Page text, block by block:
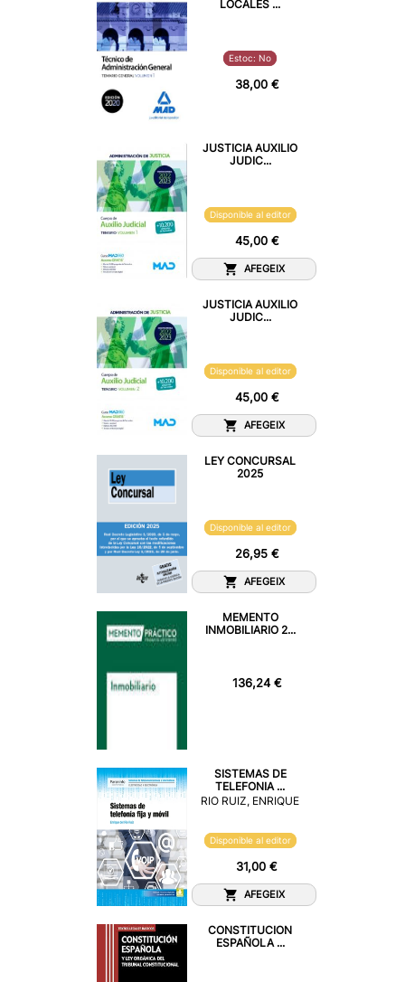
LOCALES ...
Estoc: No
38,00 €
JUSTICIA AUXILIO
JUDIC...
Disponible al editor
45,00 €
AFEGEIX
JUSTICIA AUXILIO
JUDIC...
Disponible al editor
45,00 €
AFEGEIX
LEY CONCURSAL
2025
Disponible al editor
26,95 €
AFEGEIX
MEMENTO
INMOBILIARIO 2...
136,24 €
SISTEMAS DE
TELEFONIA ...
RIO RUIZ, ENRIQUE
Disponible al editor
31,00 €
AFEGEIX
CONSTITUCION
ESPAÑOLA ...